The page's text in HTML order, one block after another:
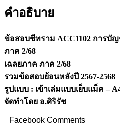
2
ปรนัย)
ภาค
quantity
คำอธิบาย
ข้อสอบชีทราม ACC1102 การบั
ภาค 2/68
เฉลยภาค ภาค 2/68
รวมข้อสอบย้อนหลังปี 2567-2568
รูปแบบ : เข้าเล่มแบบเย็บแม็ค –
จัดทำโดย อ.ศิริรัช
Facebook Comments